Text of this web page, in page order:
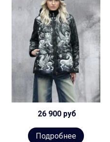
26 900 руб
Подробнее